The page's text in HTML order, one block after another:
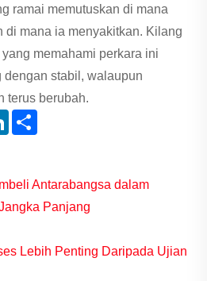
ramai memutuskan di mana
di mana ia menyakitkan. Kilang
memahami perkara ini
stabil, walaupun
terus berubah.
LinkedIn
Antarabangsa dalam
Panjang
Lebih Penting Daripada Ujian